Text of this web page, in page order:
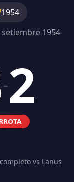
1954
1954
-2
vs Lanus